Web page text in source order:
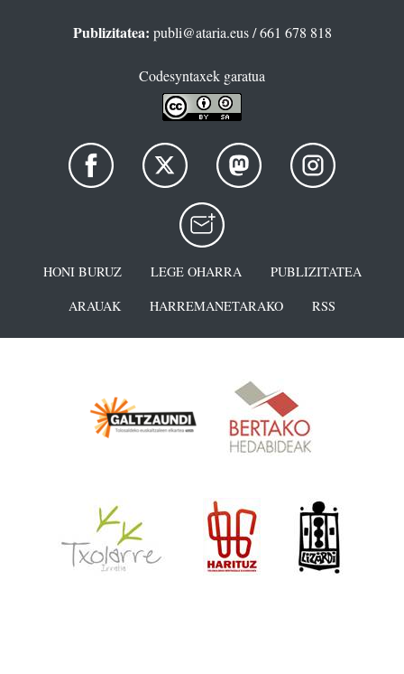
Publizitatea: publi@ataria.eus/ 661 678 818
Codesyntaxek garatua
HONI BURUZ LEGE OHARRA
PUBLIZITATEA
ARAUAK
HARREMANETARAKO RSS